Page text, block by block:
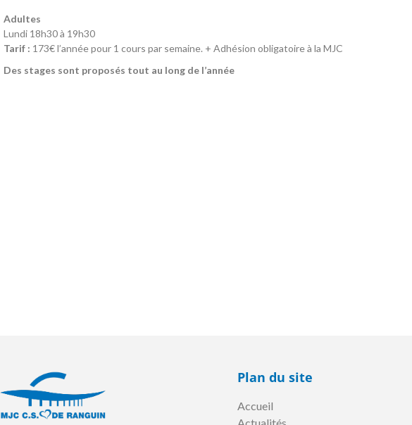
Adultes
Lundi 18h30 à 19h30
Tarif : 173€ l’année pour 1 cours par semaine. + Adhésion obligatoire à la MJC
Des stages sont proposés tout au long de l’année
Plan du site
Accueil